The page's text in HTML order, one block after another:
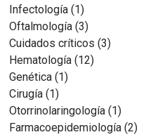
Infectología (1)
Oftalmología (3)
Cuidados críticos (3)
Hematología (12)
Genética (1)
Cirugía (1)
Otorrinolaringología (1)
Farmacoepidemiología (2)